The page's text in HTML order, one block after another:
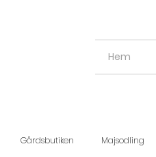
Hem
Gårdsbutiken Majsodling